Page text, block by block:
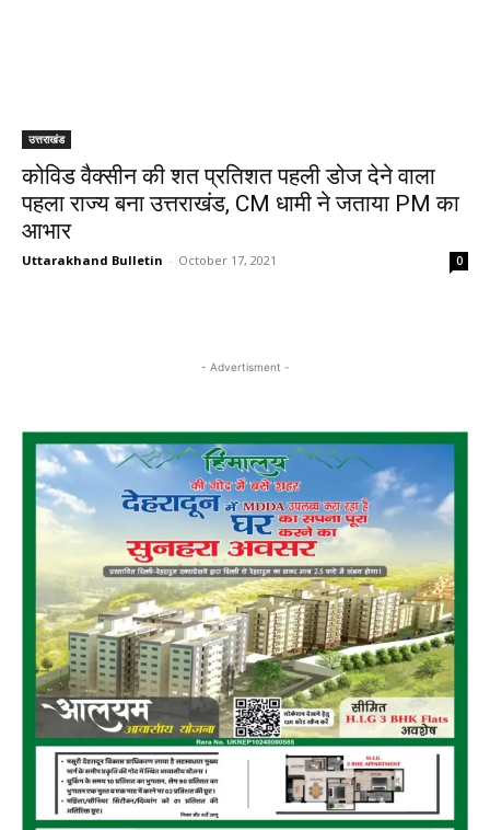
उत्तराखंड
कोविड वैक्सीन की शत प्रतिशत पहली डोज देने वाला
पहला राज्य बना उत्तराखंड, CM धामी ने जताया PM का
आभार
Uttarakhand Bulletin - October 17, 2021 0
- Advertisment -